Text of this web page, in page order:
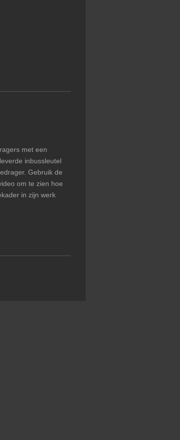
met een
inbussleutel
Gebruik de
om te zien hoe
in zijn werk